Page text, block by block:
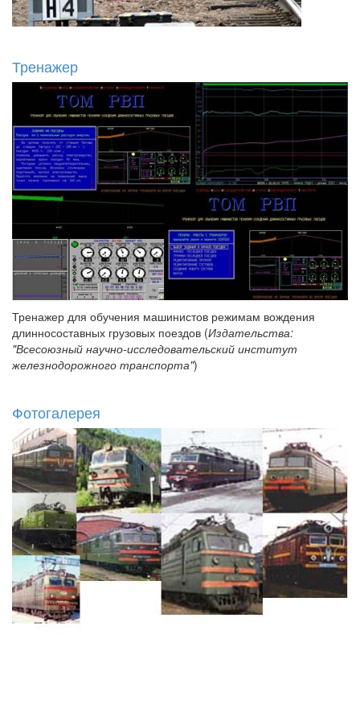
Тренажер
Тренажер для обучения машинистов режимам вождения
длинносоставных грузовых поездов (Издательства:
"Всесоюзный научно-исследовательский институт
железнодорожного транспорта")
Фотогалерея